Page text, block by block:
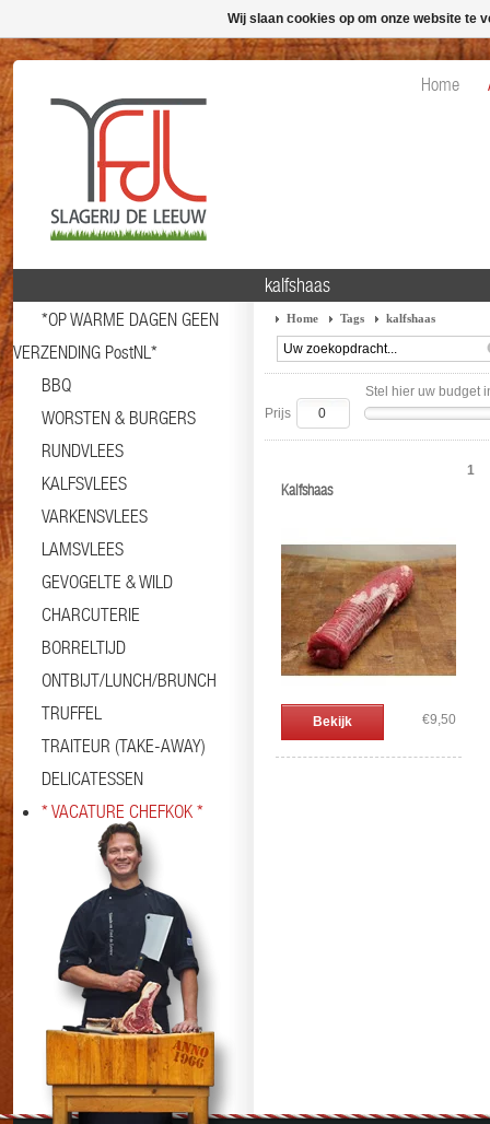
Home
*OP WARME DAGEN GEEN
VERZENDING PostNL*
BBQ
WORSTEN & BURGERS
RUNDVLEES
KALFSVLEES
VARKENSVLEES
LAMSVLEES
GEVOGELTE & WILD
CHARCUTERIE
BORRELTIJD
ONTBIJT/LUNCH/BRUNCH
TRUFFEL
TRAITEUR (TAKE-AWAY)
DELICATESSEN
* VACATURE CHEFKOK *
kalfshaas
Home Tags kalfshaas
Stel hier uw budget
Prijs
Kalfshaas
Bekijk €9,50
1
Wij slaan cookies op om onze website te